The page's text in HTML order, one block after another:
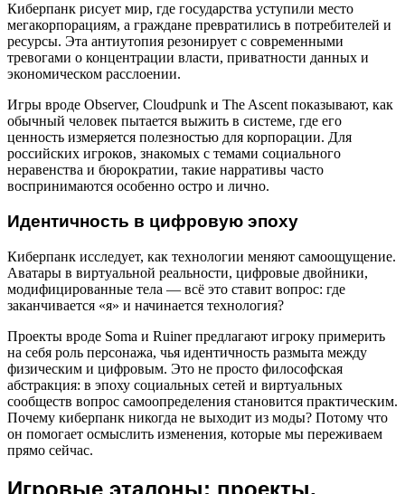
Киберпанк рисует мир, где государства уступили место
мегакорпорациям, а граждане превратились в потребителей и
ресурсы. Эта антиутопия резонирует с современными
тревогами о концентрации власти, приватности данных и
экономическом расслоении.
Игры вроде Observer, Cloudpunk и The Ascent показывают, как
обычный человек пытается выжить в системе, где его
ценность измеряется полезностью для корпорации. Для
российских игроков, знакомых с темами социального
неравенства и бюрократии, такие нарративы часто
воспринимаются особенно остро и лично.
Идентичность в цифровую эпоху
Киберпанк исследует, как технологии меняют самоощущение.
Аватары в виртуальной реальности, цифровые двойники,
модифицированные тела — всё это ставит вопрос: где
заканчивается «я» и начинается технология?
Проекты вроде Soma и Ruiner предлагают игроку примерить
на себя роль персонажа, чья идентичность размыта между
физическим и цифровым. Это не просто философская
абстракция: в эпоху социальных сетей и виртуальных
сообществ вопрос самоопределения становится практическим.
Почему киберпанк никогда не выходит из моды? Потому что
он помогает осмыслить изменения, которые мы переживаем
прямо сейчас.
Игровые эталоны: проекты,